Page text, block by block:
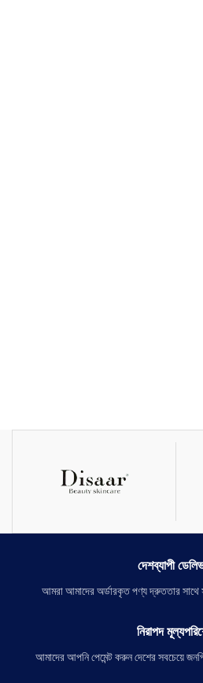
দেশব্যাপী
আমরা আমাদের অর্ডারকৃত পণ্য দ্রুততার সাথে
নিরাপদ
আমাদের আপনি পেমেন্ট করুন দেশের সবচেয়ে